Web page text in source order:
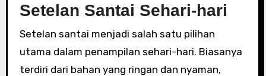
Setelan Santai Sehari-hari
Setelan santai menjadi salah satu pilihan
utama dalam penampilan sehari-hari. Biasanya
terdiri dari bahan yang ringan dan nyaman,